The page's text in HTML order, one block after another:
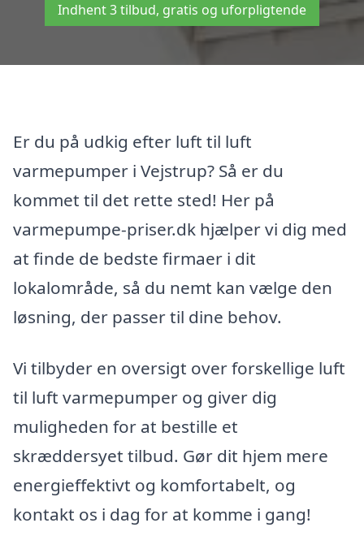
Indhent 3 tilbud, gratis og uforpligtende
Er du på udkig efter luft til luft
varmepumper i Vejstrup? Så er du
kommet til det rette sted! Her på
varmepumpe-priser.dk hjælper vi dig med
at finde de bedste firmaer i dit
lokalområde, så du nemt kan vælge den
løsning, der passer til dine behov.
Vi tilbyder en oversigt over forskellige luft
til luft varmepumper og giver dig
muligheden for at bestille et
skræddersyet tilbud. Gør dit hjem mere
energieffektivt og komfortabelt, og
kontakt os i dag for at komme i gang!